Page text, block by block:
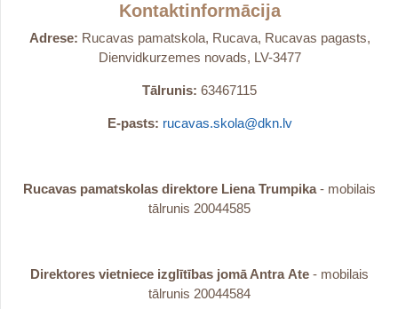
Kontaktinformācija
Adrese: Rucavas pamatskola, Rucava, Rucavas pagasts,
Dienvidkurzemes novads, LV-3477
Tālrunis: 63467115
E-pasts: rucavas.skola@dkn.lv
Rucavas pamatskolas direktore Liena Trumpika- mobilais
tālrunis 20044585
Direktores vietniece izglītības jomā Antra Ate - mobilais
tālrunis 20044584